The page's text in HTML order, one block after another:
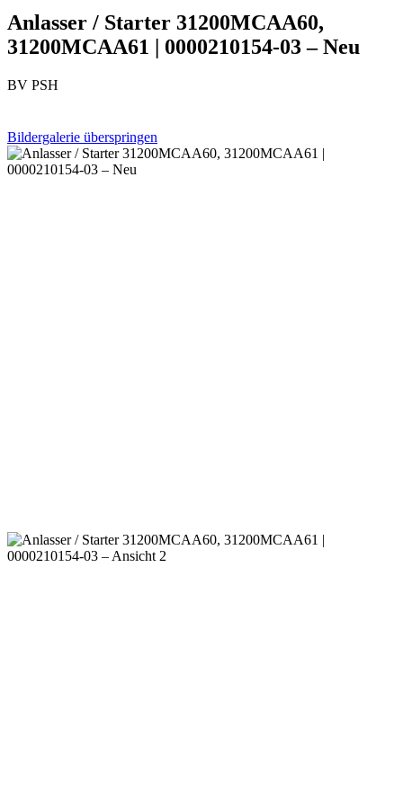
Anlasser / Starter 31200MCAA60,
31200MCAA61 | 0000210154-03 – Neu
BV PSH
Bildergalerie überspringen